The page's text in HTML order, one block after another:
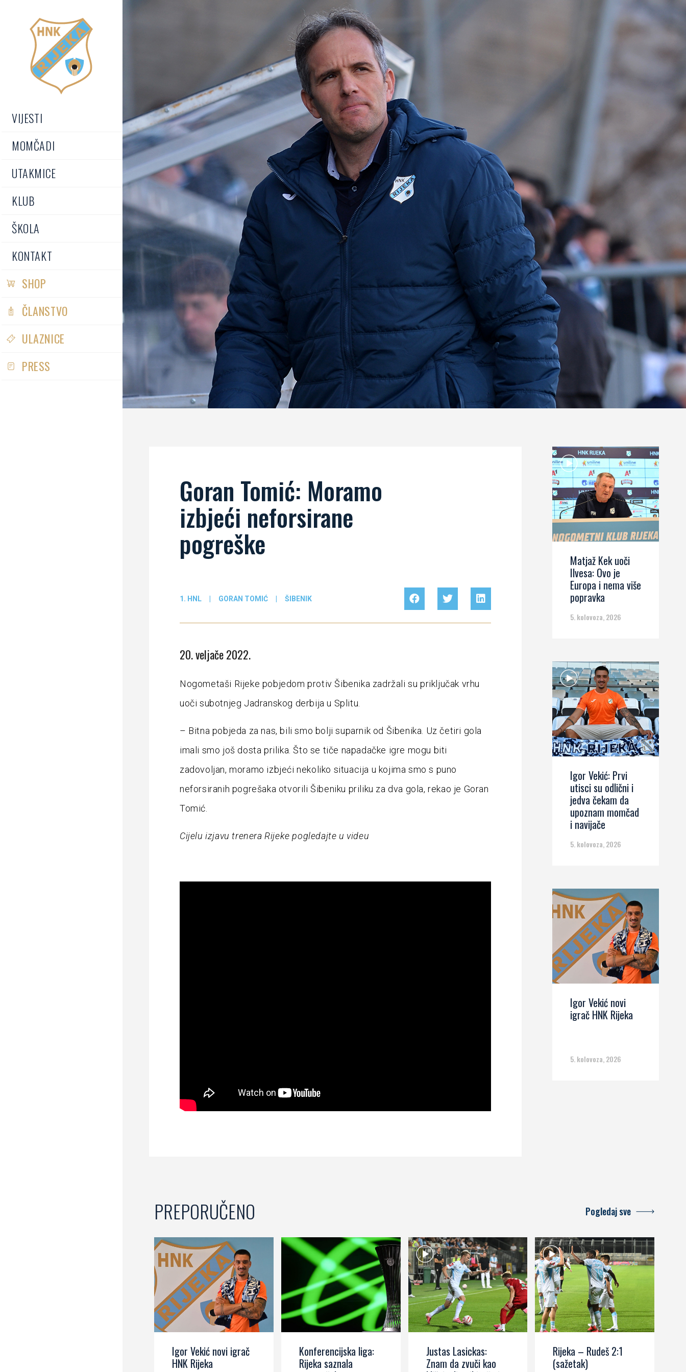
VIJESTI
MOMČADI
UTAKMICE
KLUB
ŠKOLA
KONTAKT
SHOP
ČLANSTVO
ULAZNICE
PRESS
Goran Tomić: Moramo
izbjeći neforsirane
pogreške
1. HNL GORAN TOMIĆ ŠIBENIK
20. veljače 2022.
Nogometaši Rijeke pobjedom protiv Šibenika zadržali su priključak vrhu
uoči subotnjeg Jadranskog derbija u Splitu.
– Bitna pobjeda za nas, bili smo bolji suparnik od Šibenika. Uz četiri gola
imali smo još dosta prilika. Što se tiče napadačke igre mogu biti
zadovoljan, moramo izbjeći nekoliko situacija u kojima smo s puno
neforsiranih pogrešaka otvorili Šibeniku priliku za dva gola, rekao je Goran
Tomić.
Cijelu izjavu trenera Rijeke pogledajte u videu
Matjaž Kek uoči
Ilvesa: Ovo je
Europa i nema više
popravka
5. kolovoza, 2026
Igor Vekić: Prvi
utisci su odlični i
jedva čekam da
upoznam momčad
i navijače
5. kolovoza, 2026
Igor Vekić novi
igrač HNK Rijeka
5. kolovoza, 2026
PREPORUČENO Pogledaj sve
Igor Vekić novi igrač
HNK Rijeka
Konferencijska liga:
Rijeka saznala
Justas Lasickas:
Znam da zvuči kao
Rijeka – Rudeš 2:1
(sažetak)